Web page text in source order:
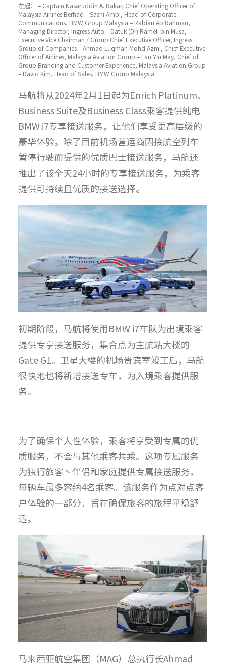
左起： – Captain Nasaruddin A. Bakar, Chief Operating Officer of
Malaysia Airlines Berhad – Sashi Ambi, Head of Corporate
Communications, BMW Group Malaysia – Rabian Ab Rahman,
Managing Director, Ingress Auto – Datuk (Dr) Rameli bin Musa,
Executive Vice Chairman / Group Chief Executive Officer, Ingress
Group of Companies – Ahmad Luqman Mohd Azmi, Chief Executive
Officer of Airlines, Malaysia Aviation Group – Lau Yin May, Chief of
Group Branding and Customer Experience, Malaysia Aviation Group
– David Kim, Head of Sales, BMW Group Malaysia
马航将从2024年2月1日起为Enrich Platinum、
Business Suite及Business Class乘客提供纯电
BMW i7专享接送服务，让他们享受更高层级的
豪华体验。除了目前机场营运商因接航空列车
暂停行驶而提供的优质巴士接送服务，马航还
推出了该全天24小时的专享接送服务，为乘客
提供可持续且优质的接送选择。
初期阶段，马航将使用BMW i7车队为出境乘客
提供专享接送服务，集合点为主航站大楼的
Gate G1。卫星大楼的机场贵宾室竣工后，马航
很快地也将新增接送专车，为入境乘客提供服
务。
为了确保个人性体验，乘客将享受到专属的优
质服务，不会与其他乘客共乘。这项专属服务
为独行旅客丶伴侣和家庭提供专属接送服务，
每辆车最多容纳4名乘客。该服务作为点对点客
户体验的一部分，旨在确保旅客的旅程平稳舒
适。
马来西亚航空集团（MAG）总执行长Ahmad